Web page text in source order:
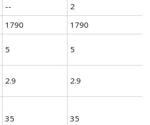
--
2
1790
1790
5 5
2.9 2.9
35 35